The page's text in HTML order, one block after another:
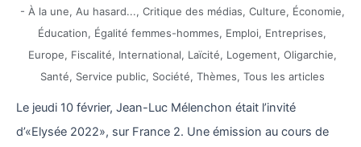
- À la une, Au hasard..., Critique des médias, Culture, Économie,
Éducation, Égalité femmes-hommes, Emploi, Entreprises,
Europe, Fiscalité, International, Laïcité, Logement, Oligarchie,
Santé, Service public, Société, Thèmes, Tous les articles
Le jeudi 10 février, Jean-Luc Mélenchon était l’invité
d’«Elysée 2022», sur France 2. Une émission au cours de